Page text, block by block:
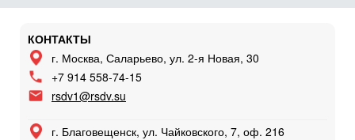
КОНТАКТЫ
г. Москва, Саларьево, ул. 2-я Новая, 30
+7 914 558-74-15
rsdv1@rsdv.su
г. Благовещенск, ул. Чайковского, 7, оф. 216